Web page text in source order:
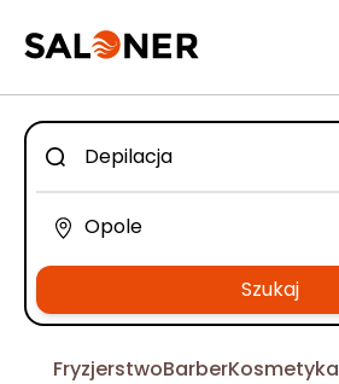
Szukaj
FryzjerstwoBarberKosmetyka